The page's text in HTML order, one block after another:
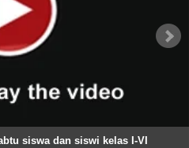
siswa dan siswi kelas I-VI